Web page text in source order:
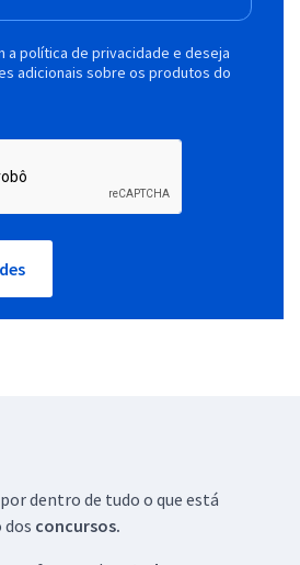
a política de privacidade e deseja
adicionais sobre os produtos do
dentro de tudo o que está
concursos.